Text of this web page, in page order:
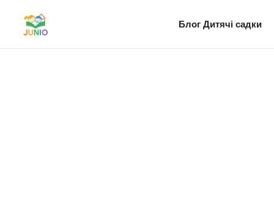
Блог Дитячі садки